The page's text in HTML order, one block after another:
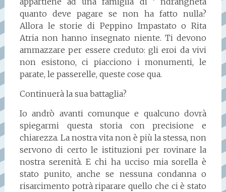
quanto deve pagare se non ha fatto nulla?
Allora le storie di Peppino Impastato o Rita
Atria non hanno insegnato niente. Ti devono
ammazzare per essere creduto: gli eroi da vivi
non esistono, ci piacciono i monumenti, le
parate, le passerelle, queste cose qua.
Continuerà la sua battaglia?
Io andrò avanti comunque e qualcuno dovrà
spiegarmi questa storia con precisione e
chiarezza. La nostra vita non è più la stessa, non
servono di certo le istituzioni per rovinare la
nostra serenità. E chi ha ucciso mia sorella è
stato punito, anche se nessuna condanna o
risarcimento potrà riparare quello che ci è stato